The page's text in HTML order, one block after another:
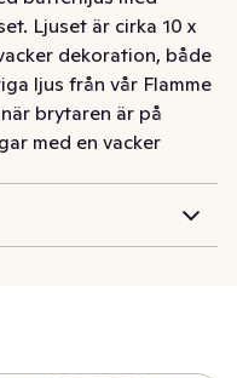
Ljuset är cirka 10 x
dekoration, både
ljus från vår Flamme
brytaren är på
med en vacker